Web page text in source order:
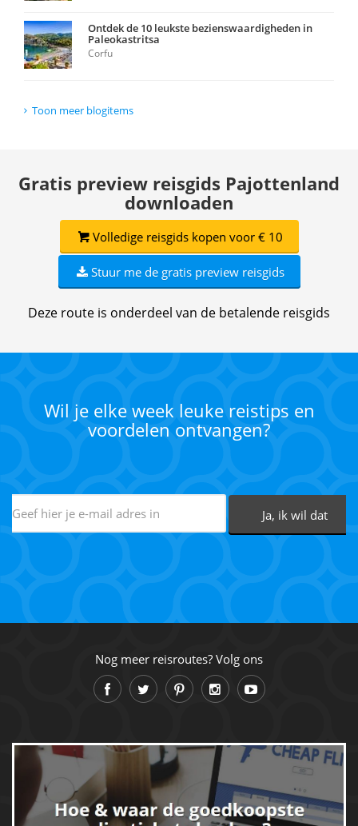
Ontdek de 10 leukste bezienswaardigheden in
Paleokastritsa
Corfu
Toon meer blogitems
Gratis preview reisgids Pajottenland
downloaden
Volledige reisgids kopen voor € 10
Stuur me de gratis preview reisgids
Deze route is onderdeel van de betalende reisgids
Wil je elke week leuke reistips en
voordelen ontvangen?
Nog meer reisroutes? Volg ons